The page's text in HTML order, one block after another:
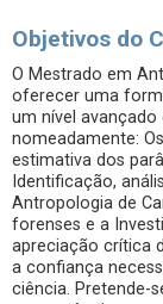
Objetivos do
O Mestrado em
oferecer uma
um nível
nomeadamente:
estimativa dos
Identificação,
Antropologia de
forenses e a
apreciação crítica
a confiança
ciência. Pretende-